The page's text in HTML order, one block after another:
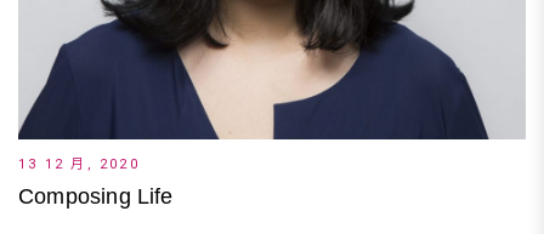
13 12 月, 2020
Composing Life